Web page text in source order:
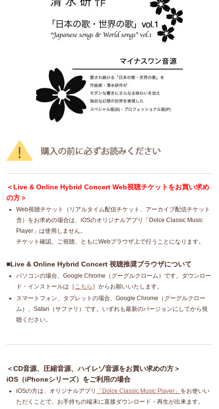
＜Live & Online Hybrid Concert Web視聴チケットをお買い求め
の方＞
Web視聴チケット（リアルタイム配信チケット、アーカイブ配信チケット
含）をお求めの場合は、iOSのオリジナルアプリ「Dolce Classic Music
Player」は使用しません。
チケット確認、ご視聴、ともにWebブラウザ上で行うことになります。
■Live & Online Hybrid Concert 視聴推奨ブラウザについて
パソコンの場合、Google Chrome（グーグルクローム）です。ダウンロー
ド・インストールは［ こちら ］からお願いいたします。
スマートフォン、タブレットの場合、Google Chrome（グーグルクロー
ム）、Safari（サファリ）です。いずれも最新のバージョンにしてから視
聴ください。
＜CD音源、圧縮音源、ハイレゾ音源をお買い求めの方＞
iOS（iPhoneシリーズ）をご利用の場合
iOSの方は、オリジナルアプリ 「Dolce Classic Music Player」 をお使いい
ただくことで、お手持ちの端末に直接ダウンロード・再生が出来ます。